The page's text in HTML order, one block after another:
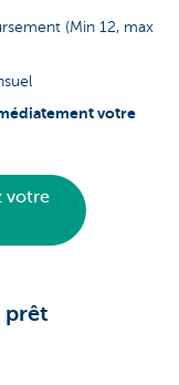
(Min 12, max
votre
votre
prêt